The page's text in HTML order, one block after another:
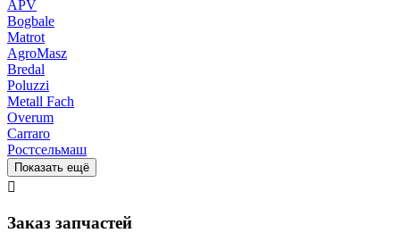
APV
Bogbale
Matrot
AgroMasz
Bredal
Poluzzi
Metall Fach
Overum
Carraro
Ростсельмаш
Показать ещё

Заказ запчастей